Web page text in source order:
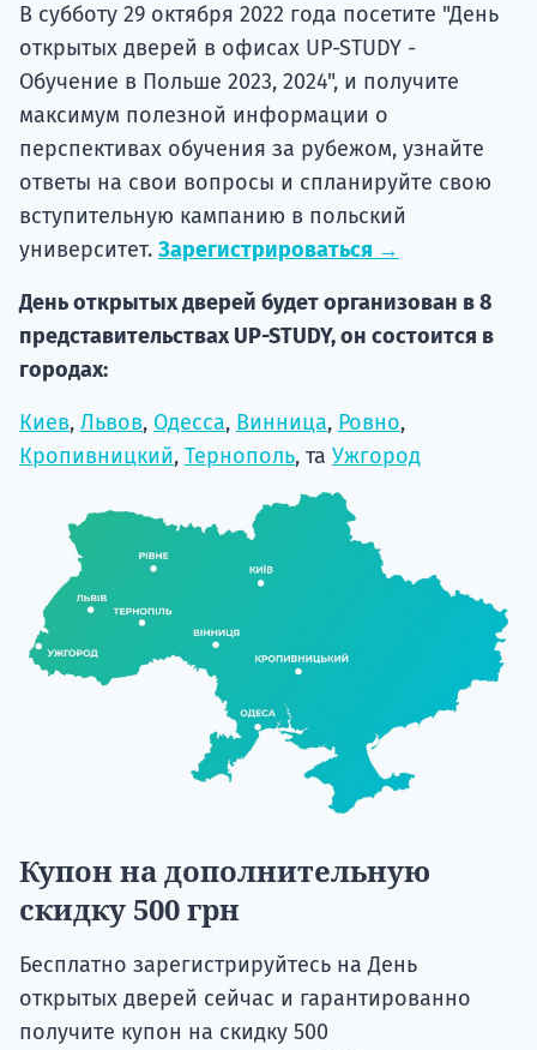
В субботу 29 октября 2022 года посетите "День
открытых дверей в офисах UP-STUDY -
Обучение в Польше 2023, 2024", и получите
максимум полезной информации о
перспективах обучения за рубежом, узнайте
ответы на свои вопросы и спланируйте свою
вступительную кампанию в польский
университет. Зарегистрироваться →
День открытых дверей будет организован в 8
представительствах UP-STUDY, он состоится в
городах:
Киев, Львов, Одесса, Винница, Ровно,
Кропивницкий, Тернополь, та Ужгород
Купон на дополнительную
скидку 500 грн
Бесплатно зарегистрируйтесь на День
открытых дверей сейчас и гарантированно
получите купон на скидку 500